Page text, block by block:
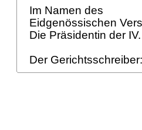
Im Namen des
Eidgenössischen
Die Präsidentin der
Der Gerichtsschreiber: